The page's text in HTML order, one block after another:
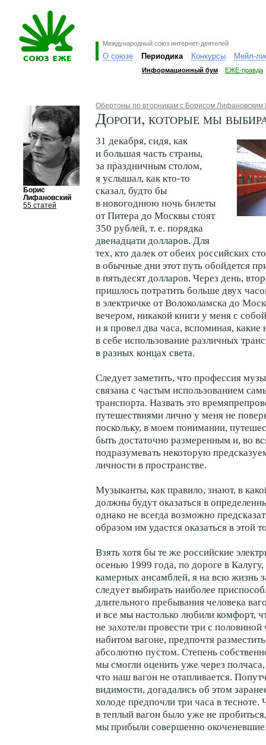
Международный союз интернет-деятелей
О союзе Периодика Конкурсы Мейл-
Информационный бум ЕЖЕ-правда
Борис
Лифановский
55 статей
Обертоны по вторникам с Борисом
Дороги, которые мы
31 декабря, сидя, как
и большая часть страны,
за праздничным столом,
я услышал, как кто-то
сказал, будто бы
в новогоднюю ночь билеты
от Питера до Москвы стоят
350 рублей, т. е. порядка
двенадцати долларов. Для
тех, кто далек от обеих российских
в обычные дни этот путь обойдется
в пятьдесят долларов. Через день,
пришлось потратить больше двух
в электричке от Волоколамска до
вечером, никакой книги у меня с
и я провел два часа, вспоминая, какие
в себе использование различных
в разных концах света.
Следует заметить, что профессия
связана с частым использованием
транспорта. Назвать это
путешествиями лично у меня не
поскольку, в моем понимании,
быть достаточно размеренным и, во
подразумевать некоторую
личности в пространстве.
Музыканты, как правило, знают, в
должны будут оказаться в
однако не всегда возможно
образом им удастся оказаться в этой
Взять хотя бы те же российские
осенью 1999 года, по дороге в Калугу,
камерных ансамблей, я на всю жизнь
следует выбирать наиболее
длительного пребывания человека
и все мы настолько любили комфорт,
не захотели провести три с половиной
набитом вагоне, предпочтя
абсолютно пустом. Степень
мы смогли оценить уже через
что наш вагон не отапливается.
видимости, догадались об этом
холоде предпочли три часа в тесноте.
в теплый вагон было уже не
мы прибыли совершенно